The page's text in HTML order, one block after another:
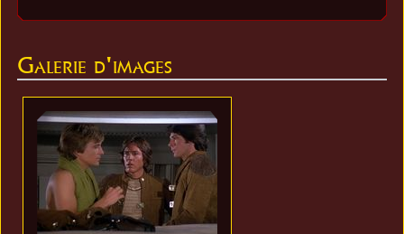
Galerie d'images